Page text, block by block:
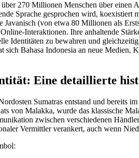
270 Millionen Menschen über
Sprache gesprochen wird,
(von etwa 80 Millionen als
Interaktionen. Ihre anhaltende
Identitäten zu bewahren und
Bahasa Indonesia an neue
Eine detaillierte
Sumatras entstand und bereits
von Malakka, wurde das klassische
zwischen verschiedenen
Vermittler verankert, auch wenn